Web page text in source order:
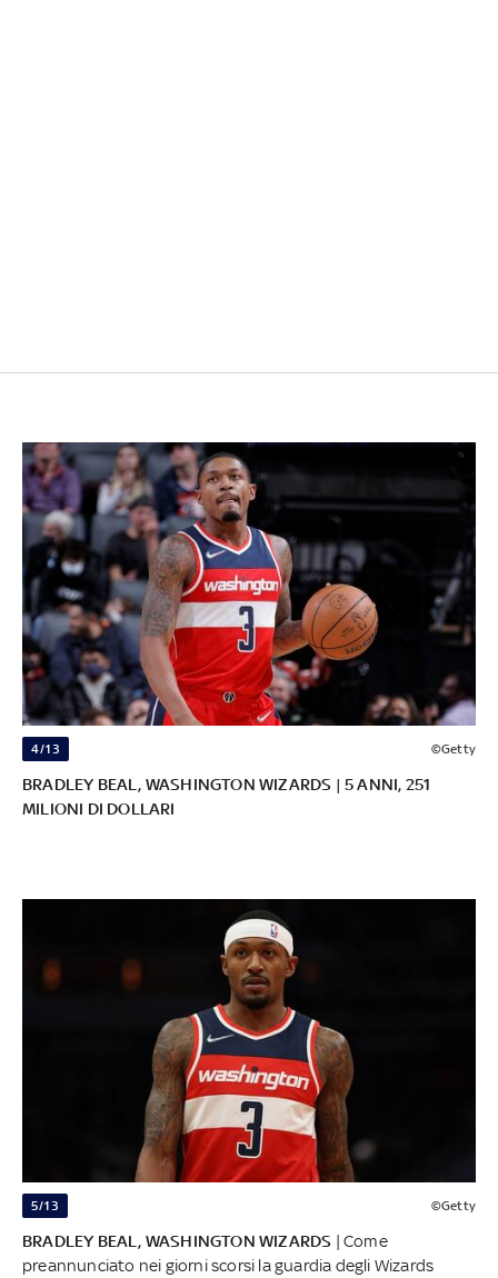
4/13 ©Getty
BRADLEY BEAL, WASHINGTON WIZARDS | 5 ANNI, 251
MILIONI DI DOLLARI
5/13 ©Getty
BRADLEY BEAL, WASHINGTON WIZARDS | Come
preannunciato nei giorni scorsi la guardia degli Wizards